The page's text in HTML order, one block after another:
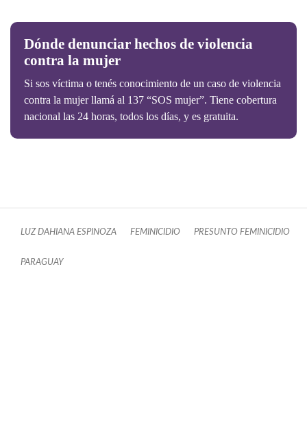
Dónde denunciar hechos de violencia
contra la mujer
Si sos víctima o tenés conocimiento de un caso de violencia
contra la mujer llamá al 137 “SOS mujer”. Tiene cobertura
nacional las 24 horas, todos los días, y es gratuita.
LUZ DAHIANA ESPINOZA FEMINICIDIO PRESUNTO FEMINICIDIO
PARAGUAY